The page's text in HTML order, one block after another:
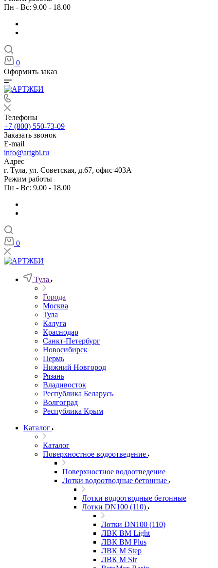
Пн - Вс: 9.00 - 18.00
0
Оформить заказ
Телефоны
+7 (800) 550-73-09
Заказать звонок
E-mail
info@artgbi.ru
Адрес
г. Тула, ул. Советская, д.67, офис 403А
Режим работы
Пн - Вс: 9.00 - 18.00
0
Тула
Города
Москва
Тула
Калуга
Краснодар
Санкт-Петербург
Новосибирск
Пермь
Нижний Новгород
Рязань
Владивосток
Республика Беларусь
Волгоград
Республика Крым
Каталог
Каталог
Поверхностное водоотведение
Поверхностное водоотведение
Лотки водоотводные бетонные
Лотки водоотводные бетонные
Лотки DN100 (110)
Лотки DN100 (110)
ЛВК ВМ Light
ЛВК ВМ Plus
ЛВК М Step
ЛВК М Sir